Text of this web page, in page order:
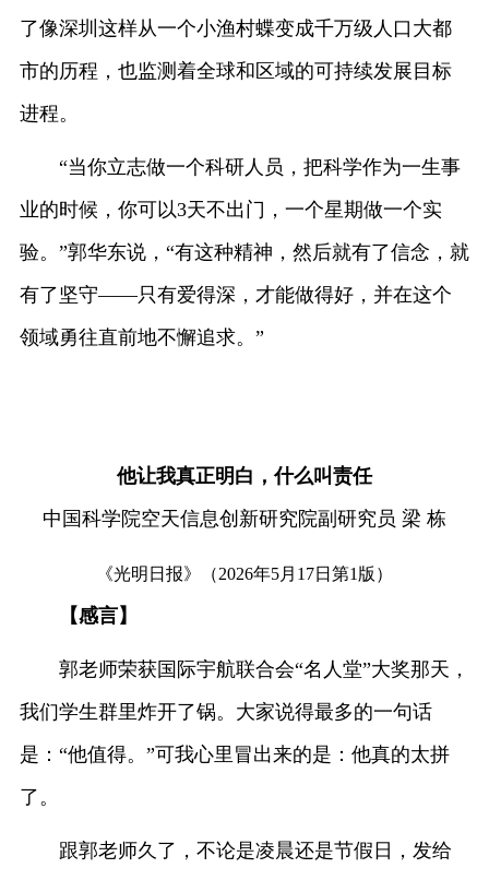
了像深圳这样从一个小渔村蝶变成千万级人口大都
市的历程，也监测着全球和区域的可持续发展目标
进程。
“当你立志做一个科研人员，把科学作为一生事
业的时候，你可以3天不出门，一个星期做一个实
验。”郭华东说，“有这种精神，然后就有了信念，就
有了坚守——只有爱得深，才能做得好，并在这个
领域勇往直前地不懈追求。”
他让我真正明白，什么叫责任
中国科学院空天信息创新研究院副研究员 梁 栋
《光明日报》（2026年5月17日第1版）
【感言】
郭老师荣获国际宇航联合会“名人堂”大奖那天，
我们学生群里炸开了锅。大家说得最多的一句话
是：“他值得。”可我心里冒出来的是：他真的太拼
了。
跟郭老师久了，不论是凌晨还是节假日，发给